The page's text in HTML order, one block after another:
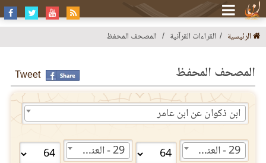
الرئيسية القراءات القرآنية المصحف المحفظ
المصحف المحفظ Tweet
ابن ذكوان عن ابن عامر
29 - العنكبوت 29 - العنكبوت